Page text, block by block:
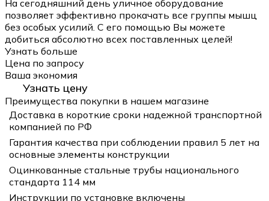
На сегодняшний день уличное оборудование
позволяет эффективно прокачать все группы мышц
без особых усилий. С его помощью Вы можете
добиться абсолютно всех поставленных целей!
Узнать больше
Цена по запросу
Ваша экономия
Узнать цену
Преимущества покупки в нашем магазине
Доставка в короткие сроки надежной транспортной
компанией по РФ
Гарантия качества при соблюдении правил 5 лет на
основные элементы конструкции
Оцинкованные стальные трубы национального
стандарта 114 мм
Инструкции по установке включены